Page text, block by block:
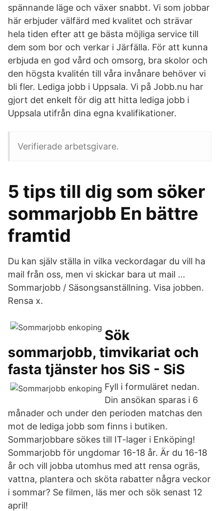
spännande läge och växer snabbt. Vi som jobbar
här erbjuder välfärd med kvalitet och strävar
hela tiden efter att ge bästa möjliga service till
dem som bor och verkar i Järfälla. För att kunna
erbjuda en god vård och omsorg, bra skolor och
den högsta kvalitén till våra invånare behöver vi
bli fler. Lediga jobb i Uppsala. Vi på Jobb.nu har
gjort det enkelt för dig att hitta lediga jobb i
Uppsala utifrån dina egna kvalifikationer.
Verifierade arbetsgivare.
5 tips till dig som söker
sommarjobb En bättre
framtid
Du kan själv ställa in vilka veckordagar du vill ha
mail från oss, men vi skickar bara ut mail …
Sommarjobb / Säsongsanställning. Visa jobben.
Rensa x.
Sök
sommarjobb, timvikariat och
fasta tjänster hos SiS - SiS
Fyll i formuläret nedan.
Din ansökan sparas i 6
månader och under den perioden matchas den
mot de lediga jobb som finns i butiken.
Sommarjobbare sökes till IT-lager i Enköping!
Sommarjobb för ungdomar 16-18 år. Är du 16-18
år och vill jobba utomhus med att rensa ogräs,
vattna, plantera och sköta rabatter några veckor
i sommar? Se filmen, läs mer och sök senast 12
april!